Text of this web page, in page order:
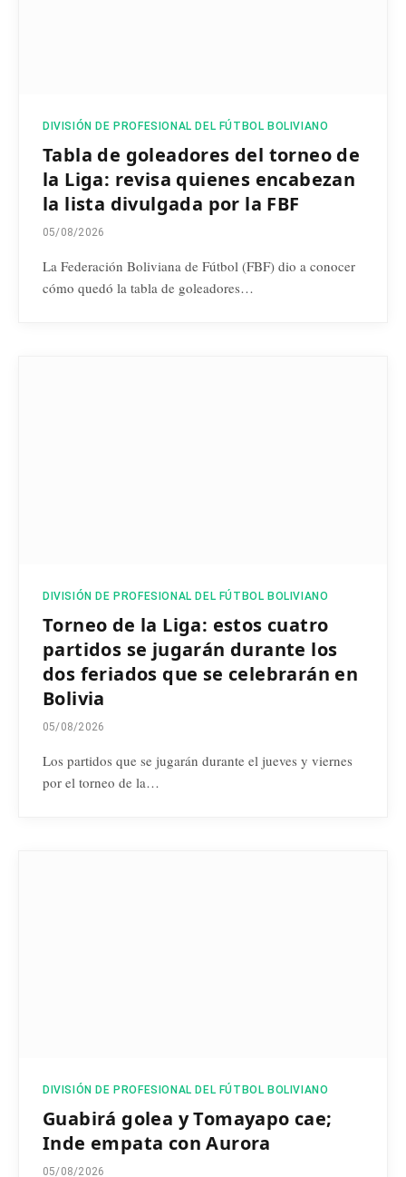
DIVISIÓN DE PROFESIONAL DEL FÚTBOL BOLIVIANO
Tabla de goleadores del torneo de
la Liga: revisa quienes encabezan
la lista divulgada por la FBF
05/08/2026
La Federación Boliviana de Fútbol (FBF) dio a conocer
cómo quedó la tabla de goleadores…
DIVISIÓN DE PROFESIONAL DEL FÚTBOL BOLIVIANO
Torneo de la Liga: estos cuatro
partidos se jugarán durante los
dos feriados que se celebrarán en
Bolivia
05/08/2026
Los partidos que se jugarán durante el jueves y viernes
por el torneo de la…
DIVISIÓN DE PROFESIONAL DEL FÚTBOL BOLIVIANO
Guabirá golea y Tomayapo cae;
Inde empata con Aurora
05/08/2026